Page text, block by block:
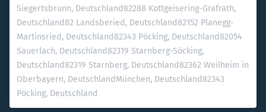
Siegertsbrunn, Deutschland82288 Kottgeisering-Grafrath,
Deutschland82 Landsberied, Deutschland82152 Planegg-
Martinsried, Deutschland82343 Pöcking, Deutschland82054
Sauerlach, Deutschland82319 Starnberg-Söcking,
Deutschland82319 Starnberg, Deutschland82362 Weilheim in
Oberbayern, Deutschland München, Deutschland82343
Pöcking, Deutschland